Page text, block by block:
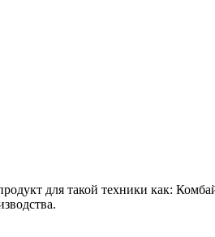
для такой техники как: